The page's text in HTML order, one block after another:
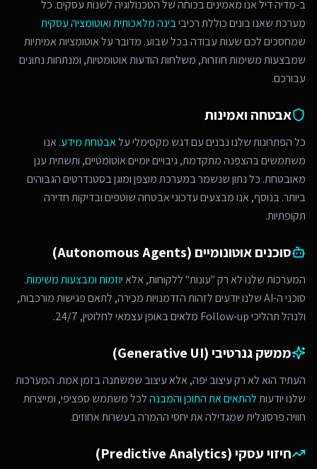
ב-מדיה דיל אנו מאמינים בכוחה של הטכנולוגיה לשנות עסקים. כל
מערכת שאנו בונים כוללת רכיביבינה מלאכותיתואוטומציה עסקית
שמחסכים לכם שעות עבודה בכל שבוע. מדובר על אוטומציות אמיתיות
שמבצעות משימות חוזרות, משלחות הודעות אוטומטיות, ומנתחות נתונים
עבורכם.
אבטחה ואמינות
כל הפתרונות שלנו נבנים עם דגש מקסימלי עלאבטחת מידע. אנו
משתמשים בהצפנה מתקדמת, גיבויים יומיים אוטומטיים, ותשתית ענן
מאובטחת. כל נתון שנשמר במערכת מוצפן ומוגן בסטנדרטים הגבוהים
ביותר. בנוסף, אנו מבצעים עדכוני אבטחה שוטפים ובדיקות חדירה
תקופתיות.
סוכנים אוטונומיים (Autonomous Agents)
המערכות שלנו לא רק "עונות" ללקוחות, אלאיוזמות ומבצעות משימות.
סוכני ה-AI שלנו יודעים לזהות הזדמנויות מכירה, לתאם פגישות מורכבות,
ולנהל תהליכי Follow-up מלאים באופן עצמאי לחלוטין, 24/7.
ממשק גנרטיבי (Generative UI)
העתיד הוא לא רק עיצוב יפה, אלא עיצוב שמשתנה בזמן אמת. המערכות
שלנו יודעותלהתאים את התוכן והמבנהלכל משתמש ספציפי, ומייצרות
חוויה פרסונלית שמגדילה את יחסי ההמרה בעשרות אחוזים.
חיזוי עסקי (Predictive Analytics)